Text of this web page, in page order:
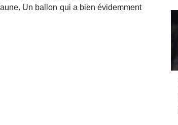
Un ballon qui a bien évidemment